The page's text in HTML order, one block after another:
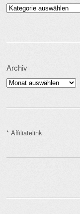
Kategorien
Archiv
Archiv
* Affiliatelink